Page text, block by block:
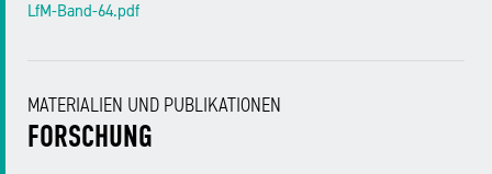
für
Roadshow
LfM-Band-64.pdf
MATERIALIEN UND PUBLIKATIONEN
FORSCHUNG